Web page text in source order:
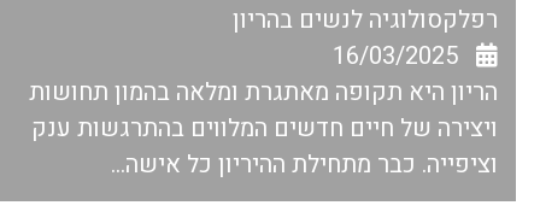
רפלקסולוגיה לנשים בהריון
16/03/2025
הריון היא תקופה מאתגרת ומלאה בהמון תחושות
ויצירה של חיים חדשים המלווים בהתרגשות ענק
וציפייה. כבר מתחילת ההיריון כל אישה...